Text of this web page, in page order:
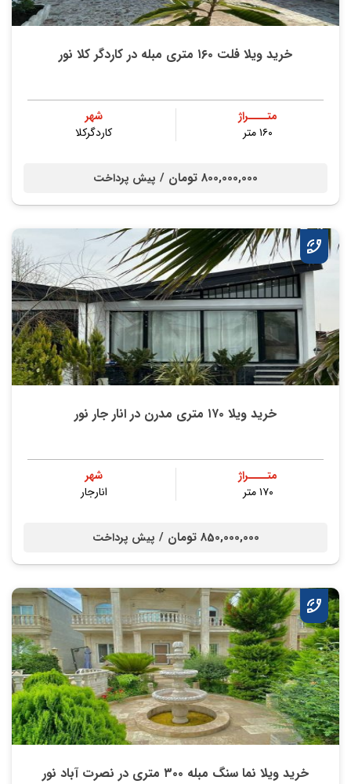
خرید ویلا فلت ۱۶۰ متری مبله در کاردگر کلا نور
متــــراژ
۱۶۰ متر
شهر
کاردگرکلا
800,000,000 تومان / پیش پرداخت
خرید ویلا ۱۷۰ متری مدرن در انار جار نور
متــــراژ
۱۷۰ متر
شهر
انارجار
850,000,000 تومان / پیش پرداخت
خرید ویلا نما سنگ مبله ۳۰۰ متری در نصرت آباد نور